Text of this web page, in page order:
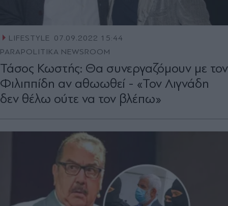
LIFESTYLE 07.09.2022 15:44
PARAPOLITIKA NEWSROOM
Τάσος Κωστής: Θα συνεργαζόμουν με τον
Φιλιππίδη αν αθωωθεί - «Τον Λιγνάδη
δεν θέλω ούτε να τον βλέπω»